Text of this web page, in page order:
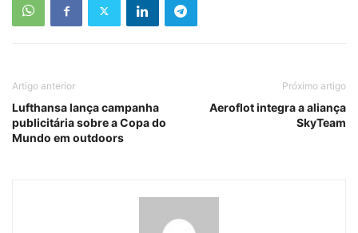
Artigo anterior
Lufthansa lança campanha
publicitária sobre a Copa do
Mundo em outdoors
Próximo artigo
Aeroflot integra a aliança
SkyTeam